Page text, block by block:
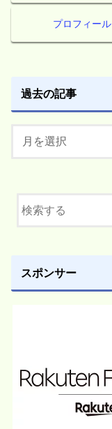
プロフィール
過去の記事
スポンサー